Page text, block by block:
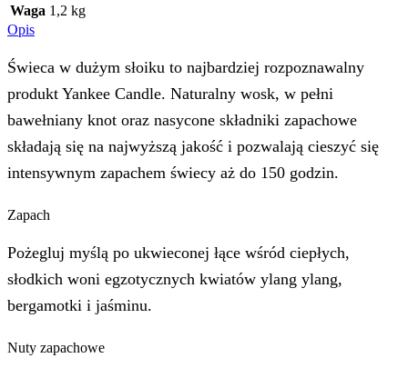
Waga 1,2 kg
Opis
Świeca w dużym słoiku to najbardziej rozpoznawalny
produkt Yankee Candle. Naturalny wosk, w pełni
bawełniany knot oraz nasycone składniki zapachowe
składają się na najwyższą jakość i pozwalają cieszyć się
intensywnym zapachem świecy aż do 150 godzin.
Zapach
Pożegluj myślą po ukwieconej łące wśród ciepłych,
słodkich woni egzotycznych kwiatów ylang ylang,
bergamotki i jaśminu.
Nuty zapachowe